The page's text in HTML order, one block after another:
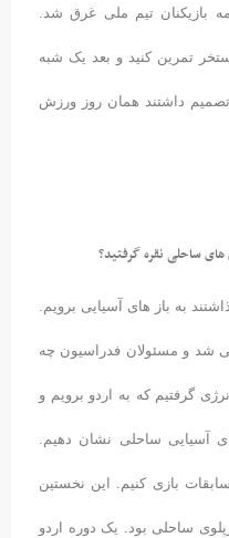
بازیکنان تیم ملی غرق شد.
تمرین کنید و بعد یک شبه
داشتند همان روز ورزش
ساحلی نقره گرفتید؟
به باز های آسیایی برویم.
شد و مسئولان فدراسیون چه
گرفتیم که به اردو برویم و
آسیایی ساحلی نشان دهیم.
بازی کنیم. این نخستین
ساحلی بود. یک دوره اردو